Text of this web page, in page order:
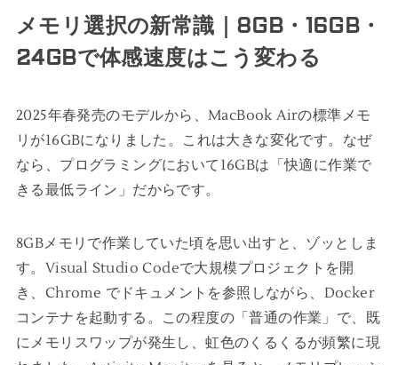
メモリ選択の新常識｜8GB・16GB・
24GBで体感速度はこう変わる
2025年春発売のモデルから、MacBook Airの標準メモ
リが16GBになりました。これは大きな変化です。なぜ
なら、プログラミングにおいて16GBは「快適に作業で
きる最低ライン」だからです。
8GBメモリで作業していた頃を思い出すと、ゾッとしま
す。Visual Studio Codeで大規模プロジェクトを開
き、Chrome でドキュメントを参照しながら、Docker
コンテナを起動する。この程度の「普通の作業」で、既
にメモリスワップが発生し、虹色のくるくるが頻繁に現